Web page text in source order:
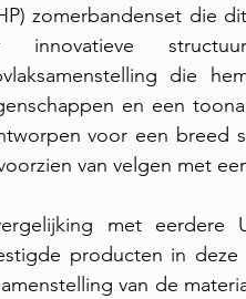
zomerbandenset die
innovatieve
die
en een
voor een breed
van velgen met
met eerdere
producten in deze
van de